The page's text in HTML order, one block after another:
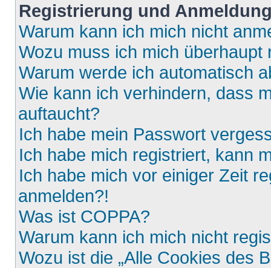
Registrierung und
Warum kann ich mich nicht
Wozu muss ich mich überhaupt
Warum werde ich automatisch
Wie kann ich verhindern, dass
auftaucht?
Ich habe mein Passwort
Ich habe mich registriert, kann
Ich habe mich vor einiger Zeit
anmelden?!
Was ist COPPA?
Warum kann ich mich nicht
Wozu ist die „Alle Cookies des